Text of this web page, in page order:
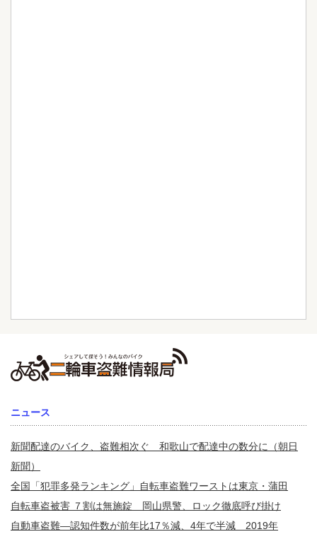
ニュース
新聞配達のバイク、盗難相次ぐ 和歌山で配達中の数分に（朝日
新聞）
全国「犯罪多発ランキング」自転車盗難ワーストは東京・蒲田
自転車盗被害 ７割は無施錠 岡山県警、ロック徹底呼び掛け
自動車盗難—認知件数が前年比17％減、4年で半減 2019年